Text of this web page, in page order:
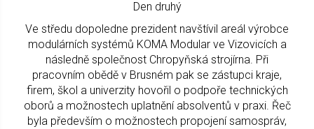
Den druhý
Ve středu dopoledne prezident navštívil areál výrobce
modulárních systémů KOMA Modular ve Vizovicích a
následně společnost Chropyňská strojírna. Při
pracovním obědě v Brusném pak se zástupci kraje,
firem, škol a univerzity hovořil o podpoře technických
oborů a možnostech uplatnění absolventů v praxi. Řeč
byla především o možnostech propojení samospráv,